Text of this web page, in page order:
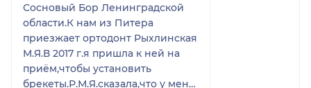
Сосновый Бор Ленинградской
области.К нам из Питера
приезжает ортодонт Рыхлинская
М.Я.В 2017 г.я пришла к ней на
приём,чтобы установить
брекеты.Р.М.Я.сказала,что у меня